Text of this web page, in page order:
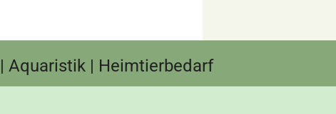
Aquaristik | Heimtierbedarf